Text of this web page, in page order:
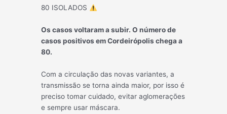
80 ISOLADOS
Os casos voltaram a subir. O número de
casos positivos em Cordeirópolis chega a
80.
Com a circulação das novas variantes, a
transmissão se torna ainda maior, por isso é
preciso tomar cuidado, evitar aglomerações
e sempre usar máscara.